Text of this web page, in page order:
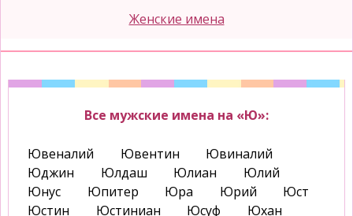
Женские имена
Все мужские имена на «Ю»:
Ювеналий Ювентин
Ювиналий
Юджин
Юлдаш Юлиан
Юлий
Юнус
Юпитер Юра Юрий
Юст
Юстин
Юстиниан Юсуф Юхан